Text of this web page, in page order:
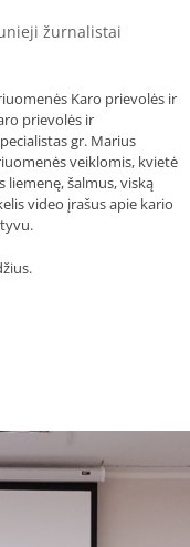
žurnalistai
Karo prievolės ir
prievolės ir
gr. Marius
veiklomis, kvietė
liemenę, šalmus, viską
video įrašus apie kario